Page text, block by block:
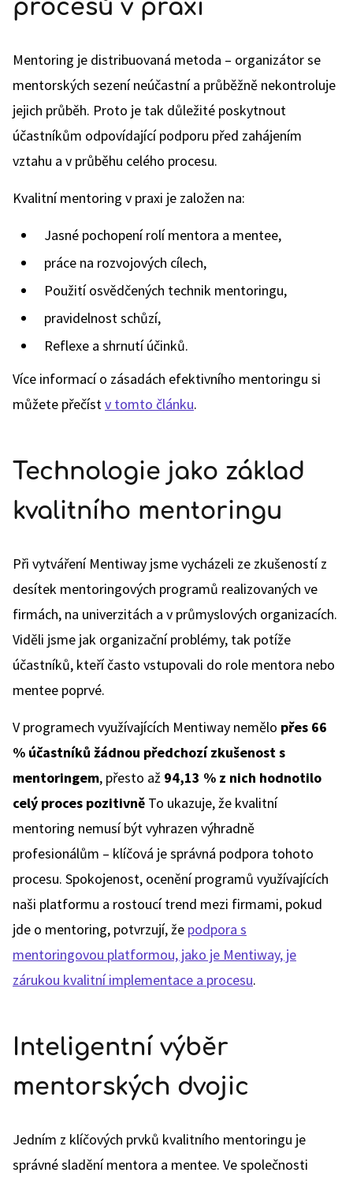
procesů v praxi
Mentoring je distribuovaná metoda – organizátor se
mentorských sezení neúčastní a průběžně nekontroluje
jejich průběh. Proto je tak důležité poskytnout
účastníkům odpovídající podporu před zahájením
vztahu a v průběhu celého procesu.
Kvalitní mentoring v praxi je založen na:
Jasné pochopení rolí mentora a mentee,
práce na rozvojových cílech,
Použití osvědčených technik mentoringu,
pravidelnost schůzí,
Reflexe a shrnutí účinků.
Více informací o zásadách efektivního mentoringu si
můžete přečístv tomto článku.
Technologie jako základ
kvalitního mentoringu
Při vytváření Mentiway jsme vycházeli ze zkušeností z
desítek mentoringových programů realizovaných ve
firmách, na univerzitách a v průmyslových organizacích.
Viděli jsme jak organizační problémy, tak potíže
účastníků, kteří často vstupovali do role mentora nebo
mentee poprvé.
V programech využívajících Mentiway nemělo přes 66
% účastníků žádnou předchozí zkušenost s
mentoringem, přesto až 94,13 % z nich hodnotilo
celý proces pozitivně To ukazuje, že kvalitní
mentoring nemusí být vyhrazen výhradně
profesionálům – klíčová je správná podpora tohoto
procesu. Spokojenost, ocenění programů využívajících
naši platformu a rostoucí trend mezi firmami, pokud
jde o mentoring, potvrzují, že podpora s
mentoringovou platformou, jako je Mentiway, je
zárukou kvalitní implementace a procesu.
Inteligentní výběr
mentorských dvojic
Jedním z klíčových prvků kvalitního mentoringu je
správné sladění mentora a mentee. Ve společnosti